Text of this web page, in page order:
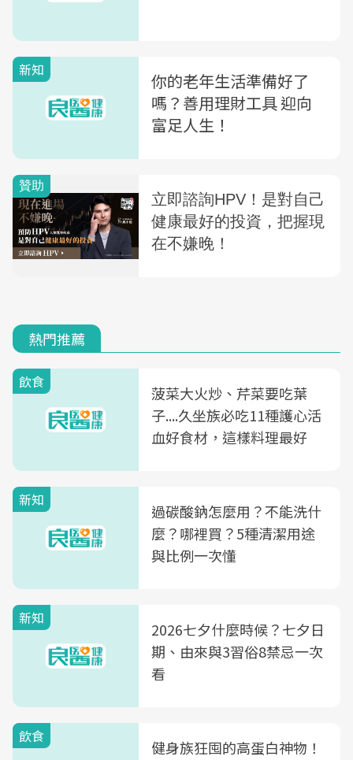
新知
你的老年生活準備好了
嗎？善用理財工具 迎向
富足人生！
熱門推薦
飲食
菠菜大火炒、芹菜要吃葉
子....久坐族必吃11種護心活
血好食材，這樣料理最好
新知
過碳酸鈉怎麼用？不能洗什
麼？哪裡買？5種清潔用途
與比例一次懂
新知
2026七夕什麼時候？七夕日
期、由來與3習俗8禁忌一次
看
飲食
健身族狂囤的高蛋白神物！